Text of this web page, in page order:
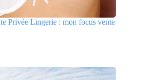
Privée Lingerie : mon focus vente